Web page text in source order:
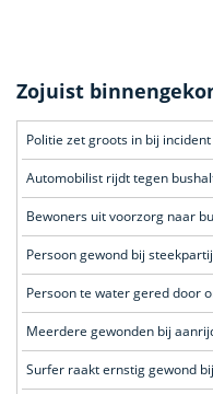
Zojuist
Politie zet groots in bij
Automobilist rijdt tegen
Persoon gewond bij steekpartij
Persoon te water gered door
Meerdere gewonden bij
Surfer raakt ernstig gewond